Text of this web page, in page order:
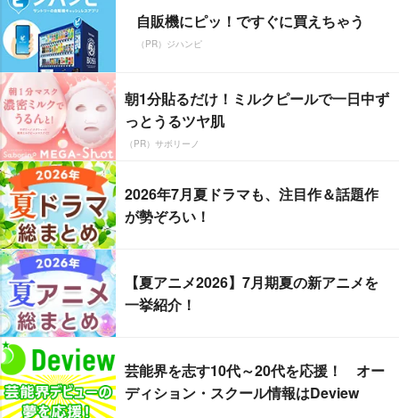
自販機にピッ！ですぐに買えちゃう
（PR）ジハンピ
朝1分貼るだけ！ミルクピールで一日中ず
っとうるツヤ肌
（PR）サボリーノ
2026年7月夏ドラマも、注目作＆話題作
が勢ぞろい！
【夏アニメ2026】7月期夏の新アニメを
一挙紹介！
芸能界を志す10代～20代を応援！ オー
ディション・スクール情報はDeview